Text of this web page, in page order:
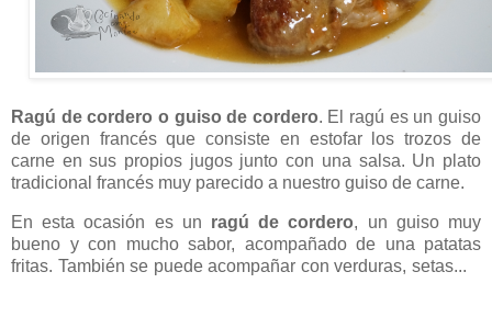
Ragú de cordero o guiso de cordero. El ragú es un guiso
de origen francés que consiste en estofar los trozos de
carne en sus propios jugos junto con una salsa. Un plato
tradicional francés muy parecido a nuestro guiso de carne.
En esta ocasión es un ragú de cordero, un guiso muy
bueno y con mucho sabor, acompañado de una patatas
fritas. También se puede acompañar con verduras, setas...